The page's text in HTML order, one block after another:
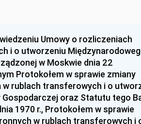
Umowy o rozliczeniach
i o utworzeniu
w Moskwie dnia 22
Protokołem w sprawie zmiany
rublach transferowych i o
oraz Statutu tego
1970 r., Protokołem w sprawie
w rublach transferowych i